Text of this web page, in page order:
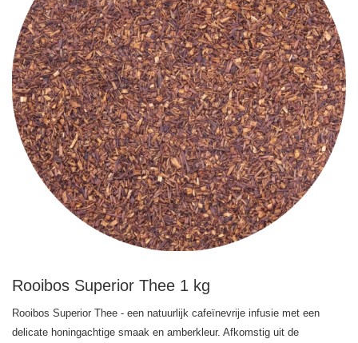
Rooibos Superior Thee 1 kg
Rooibos Superior Thee - een natuurlijk cafeïnevrije infusie met een
delicate honingachtige smaak en amberkleur. Afkomstig uit de